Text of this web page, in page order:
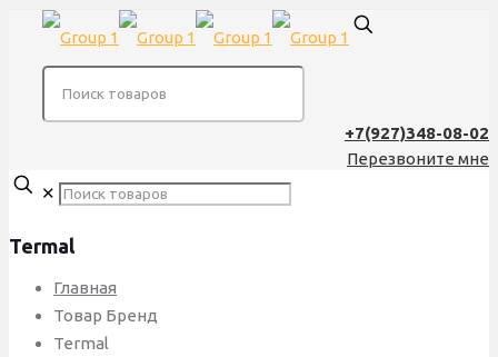
+7(927)348-08-02
Перезвоните мне
✕
Termal
Главная
Товар Бренд
Termal